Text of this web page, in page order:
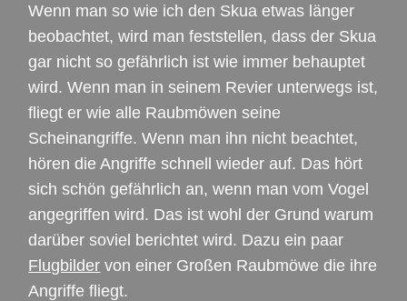
Wenn man so wie ich den Skua etwas länger
beobachtet, wird man feststellen, dass der Skua
gar nicht so gefährlich ist wie immer behauptet
wird. Wenn man in seinem Revier unterwegs ist,
fliegt er wie alle Raubmöwen seine
Scheinangriffe. Wenn man ihn nicht beachtet,
hören die Angriffe schnell wieder auf. Das hört
sich schön gefährlich an, wenn man vom Vogel
angegriffen wird. Das ist wohl der Grund warum
darüber soviel berichtet wird. Dazu ein paar
Flugbilder von einer Großen Raubmöwe die ihre
Angriffe fliegt.